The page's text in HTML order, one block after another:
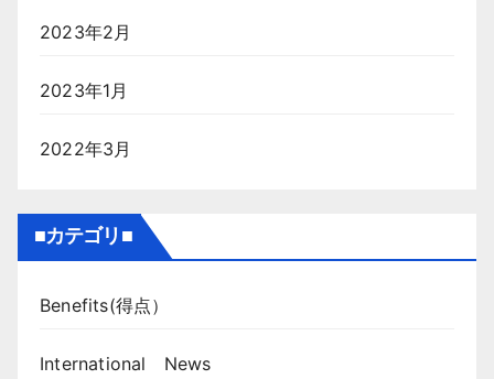
2023年2月
2023年1月
2022年3月
■カテゴリ■
Benefits(得点）
International News